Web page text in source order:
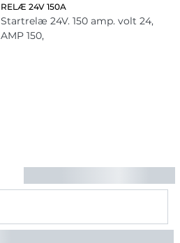
RELÆ 24V 150A
Startrelæ 24V. 150 amp. volt 24,
AMP 150,